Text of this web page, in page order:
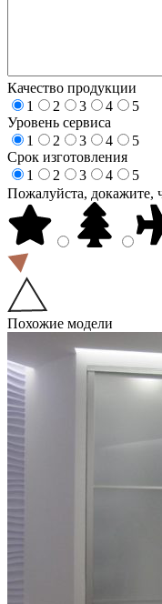
Качество продукции
1
2 3 4
5
Уровень сервиса
1
2 3 4
5
Срок изготовления
1
2 3 4
5
Пожалуйста, докажите,
Похожие модели